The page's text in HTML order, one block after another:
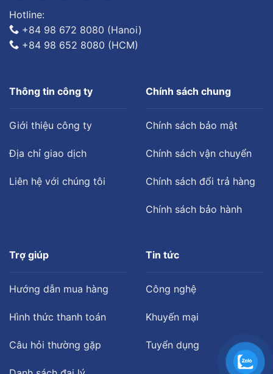
Hotline:
+84 98 672 8080 (Hanoi)
+84 98 652 8080 (HCM)
Thông tin công ty
Giới thiệu công ty
Địa chỉ giao dịch
Liên hệ với chúng tôi
Chính sách chung
Chính sách bảo mật
Chính sách vận chuyển
Chính sách đổi trả hàng
Chính sách bảo hành
Trợ giúp
Hướng dẫn mua hàng
Hình thức thanh toán
Câu hỏi thường gặp
Tin tức
Công nghệ
Khuyến mại
Tuyển dụng